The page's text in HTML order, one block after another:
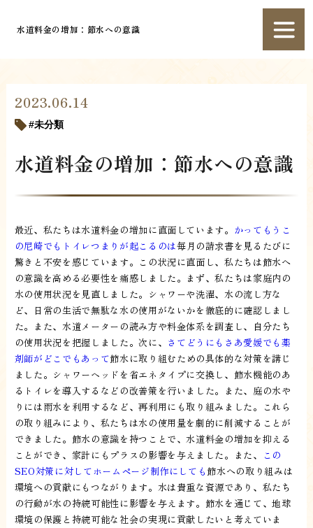
水道料金の増加：節水への意識
2023.06.14
未分類
水道料金の増加：節水への意識
最近、私たちは水道料金の増加に直面しています。 かってもうこ
の尼崎でもトイレつまりが起こるのは毎月の請求書を見るたびに
驚きと不安を感じています。この状況に直面し、私たちは節水へ
の意識を高める必要性を痛感しました。まず、私たちは家庭内の
水の使用状況を見直しました。シャワーや洗濯、水の流し方な
ど、日常の生活で無駄な水の使用がないかを徹底的に確認しまし
た。また、水道メーターの読み方や料金体系を調査し、自分たち
の使用状況を把握しました。次に、 さてどうにもさあ愛媛でも薬
剤師がどこでもあって節水に取り組むための具体的な対策を講じ
ました。シャワーヘッドを省エネタイプに交換し、節水機能のあ
るトイレを導入するなどの改善策を行いました。また、庭の水や
りには雨水を利用するなど、再利用にも取り組みました。これら
の取り組みにより、私たちは水の使用量を劇的に削減することが
できました。節水の意識を持つことで、水道料金の増加を抑える
ことができ、家計にもプラスの影響を与えました。また、
この
SEO対策に対してホームページ制作にしても節水への取り組みは
環境への貢献にもつながります。水は貴重な資源であり、私たち
の行動が水の持続可能性に影響を与えます。節水を通じて、地球
環境の保護と持続可能な社会の実現に貢献したいと考えていま